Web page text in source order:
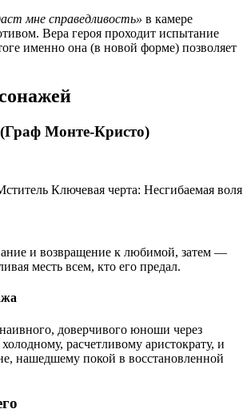
мне справедливость» в камере
Вера героя проходит испытание
именно она (в новой форме) позволяет
Монте-Кристо)
Ключевая черта: Несгибаемая воля
и возвращение к любимой, затем —
месть всем, кто его предал.
доверчивого юноши через
расчетливому аристократу, и
нашедшему покой в восстановленной